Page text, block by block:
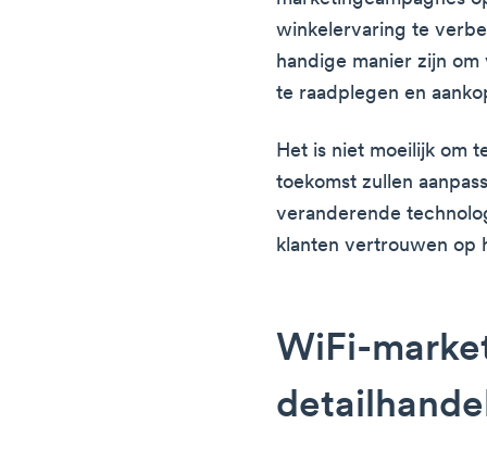
winkelervaring te
handige manier zijn
te raadplegen en
Het is niet moeilijk om
toekomst zullen
veranderende
klanten vertrouwen op
WiFi-